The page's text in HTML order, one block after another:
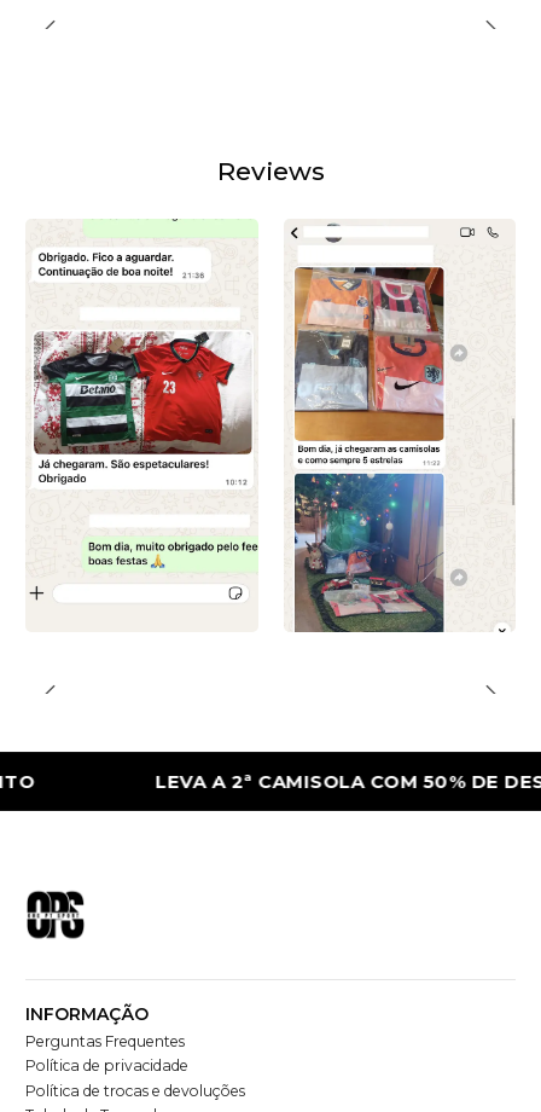
Reviews
LEVA A 2ª CAMISOLA COM 50% DE
INFORMAÇÃO
Perguntas Frequentes
Política de privacidade
Política de trocas e devoluções